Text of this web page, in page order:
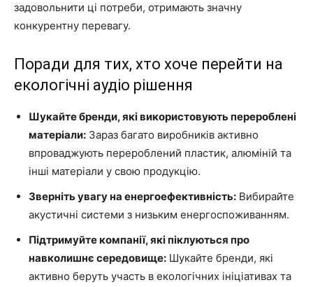
задовольнити ці потреби, отримають значну
конкурентну перевагу.
Поради для тих, хто хоче перейти на
екологічні аудіо рішення
Шукайте бренди, які використовують перероблені
матеріали: Зараз багато виробників активно
впроваджують перероблений пластик, алюміній та
інші матеріали у свою продукцію.
Зверніть увагу на енергоефективність: Вибирайте
акустичні системи з низьким енергоспоживанням.
Підтримуйте компанії, які піклуються про
навколишнє середовище: Шукайте бренди, які
активно беруть участь в екологічних ініціативах та